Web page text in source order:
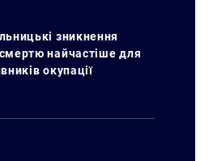
зникнення
найчастіше для
окупації